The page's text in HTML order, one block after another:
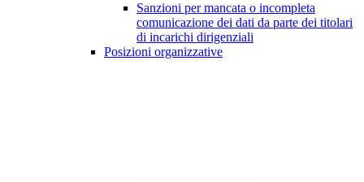
Sanzioni per mancata o incompleta
comunicazione dei dati da parte dei titolari
di incarichi dirigenziali
Posizioni organizzative